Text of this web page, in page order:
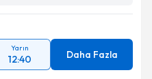
Yarın
12:40 Daha Fazla